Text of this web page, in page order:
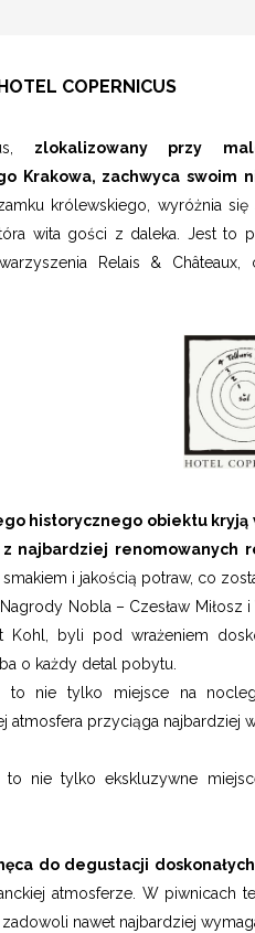
COPERNICUS
zlokalizowany przy
Krakowa, zachwyca swoim
królewskiego, wyróżnia
wita gości z daleka. Jest
Relais &
historycznego obiektu
najbardziej renomowanych
i jakością potraw, co
Nobla – Czesław Miłosz
Kohl, byli pod wrażeniem
o każdy detal pobytu.
to nie tylko miejsce na
atmosfera przyciąga najbardziej
to nie tylko ekskluzywne
do degustacji
atmosferze. W piwnicach
nawet najbardziej